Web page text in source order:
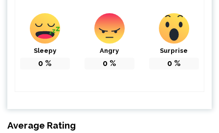
Sleepy
0 %
Angry
0 %
Surprise
0 %
Average Rating